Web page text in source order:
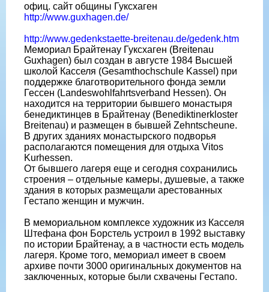
офиц. сайт общины Гуксхаген
http://www.guxhagen.de/
http://www.gedenkstaette-breitenau.de/gedenk.htm
Мемориал Брайтенау Гуксхаген (Breitenau
Guxhagen) был создан в августе 1984 Высшей
школой Касселя (Gesamthochschule Kassel) при
поддержке благотворительного фонда земли
Гессен (Landeswohlfahrtsverband Hessen). Он
находится на территории бывшего монастыря
бенедиктинцев в Брайтенау (Benediktinerkloster
Breitenau) и размещен в бывшей Zehntscheune.
В других зданиях монастырского подворья
располагаются помещения для отдыха Vitos
Kurhessen.
От бывшего лагеря еще и сегодня сохранились
строения – отдельные камеры, душевые, а также
здания в которых размещали арестованных
Гестапо женщин и мужчин.
В мемориальном комплексе художник из Касселя
Штефана фон Борстель устроил в 1992 выставку
по истории Брайтенау, а в частности есть модель
лагеря. Кроме того, мемориал имеет в своем
архиве почти 3000 оригинальных документов на
заключенных, которые были схвачены Гестапо.